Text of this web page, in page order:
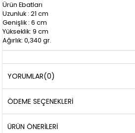
Ürün Ebatları
Uzunluk : 21 cm
Genişlik : 6 cm
Yükseklik: 9 cm
Ağırlık: 0,340 gr.
YORUMLAR(0)
ÖDEME SEÇENEKLERI
ÜRÜN ÖNERILERI